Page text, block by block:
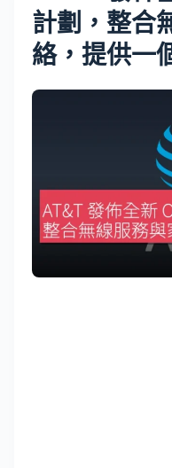
計劃，整合
絡，提供一